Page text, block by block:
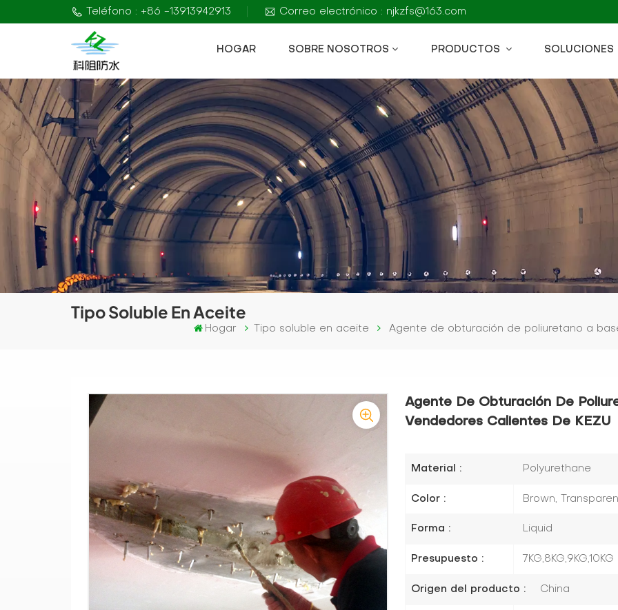
Teléfono : +86 -13913942913 Correo electrónico : njkzfs@163.com
HOGAR SOBRE NOSOTROS PRODUCTOS SOLUCIONES
Tipo Soluble En Aceite
Hogar Tipo soluble en aceite Agente de obturación de poliuretano a
Agente De Obturación De
Vendedores Calientes De KEZU
Material : Polyurethane
Color : Brown,
Forma : Liquid
Presupuesto : 7KG,8KG,9KG,10KG
Origen del producto : China